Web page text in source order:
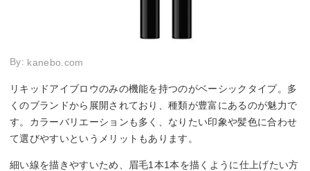
By: kanebo.com
リキッドアイブロウのみの機能を持つのがベーシックタイプ。多
くのブランドから展開されており、種類が豊富にあるのが魅力で
す。カラーバリエーションも多く、なりたい印象や髪色に合わせ
て選びやすいというメリットもあります。
細い線を描きやすいため、眉毛1本1本を描くように仕上げたい方